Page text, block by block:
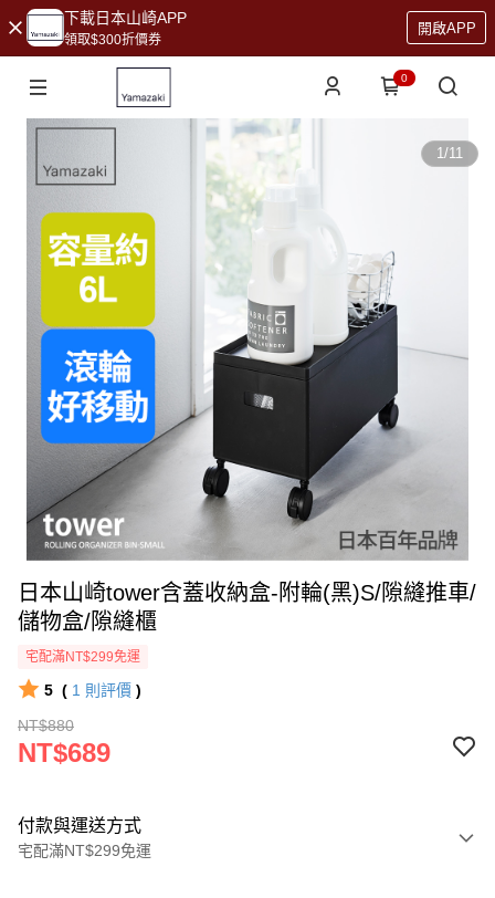
下載日本山崎APP
領取$300折價券
開啟APP
0
1/11
日本山崎tower含蓋收納盒-附輪(黑)S/隙縫推車/
儲物盒/隙縫櫃
宅配滿NT$299免運
5 ( 1 則評價 )
NT$880
NT$689
付款與運送方式
宅配滿NT$299免運